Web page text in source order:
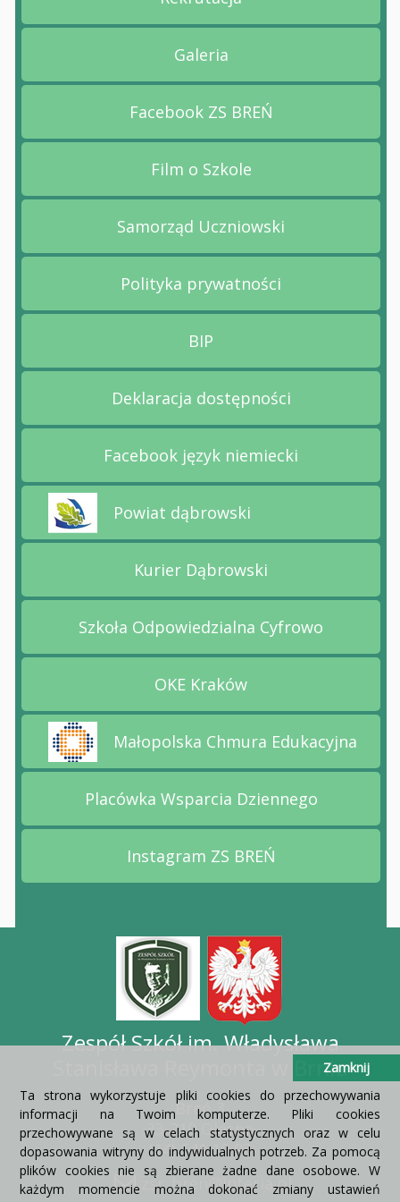
Przejdź na stronę
Przejdź na stronę Galeria
Galeria
Przejdź na stronę
Facebook ZS BREŃ
Przejdź na stronę Film o
Film o Szkole
Przejdź na stronę
Samorząd Uczniowski
Przejdź na stronę
Polityka prywatności
Przejdź na stronę BIP
BIP
Przejdź na stronę
Deklaracja dostępności
Przejdź na stronę
Facebook język niemiecki
Przejdź na stronę Powiat dąbrowski
Powiat dąbrowski
Przejdź na stronę Kurier
Kurier Dąbrowski
Przejdź na stronę Szkoła
Szkoła Odpowiedzialna Cyfrowo
Przejdź na stronę OKE
OKE Kraków
Przejdź na stronę Małopolska Chmura
Małopolska Chmura Edukacyjna
Przejdź na stronę
Placówka Wsparcia Dziennego
Przejdź na stronę
Instagram ZS BREŃ
Zespół Szkół im. Władysława
Stanisława Reymonta w Brniu
Breń 3
33-210 Olesno
(14) 641 10 93
zsr_bren@interia.pl
Ta strona wykorzystuje pliki cookies do przechowywania
informacji na Twoim komputerze. Pliki cookies
przechowywane są w celach statystycznych oraz w celu
dopasowania witryny do indywidualnych potrzeb. Za pomocą
plików cookies nie są zbierane żadne dane osobowe. W
każdym momencie można dokonać zmiany ustawień
Zamknij